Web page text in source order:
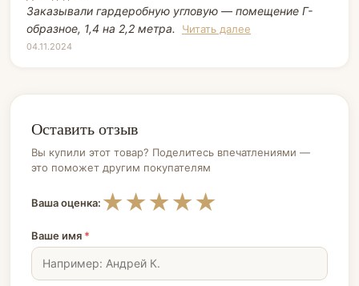
Заказывали гардеробную угловую — помещение Г-
образное, 1,4 на 2,2 метра.
Читать далее
04.11.2024
Оставить отзыв
Вы купили этот товар? Поделитесь впечатлениями —
это поможет другим покупателям
Ваша оценка: ★
★
★
★
★
Ваше имя *